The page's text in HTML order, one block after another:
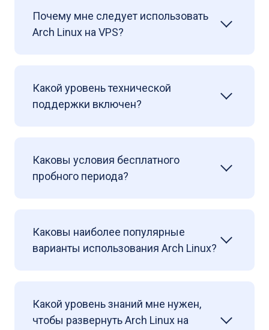
Почему мне следует использовать
Arch Linux на VPS?
Какой уровень технической
поддержки включен?
Каковы условия бесплатного
пробного периода?
Каковы наиболее популярные
варианты использования Arch Linux?
Какой уровень знаний мне нужен,
чтобы развернуть Arch Linux на